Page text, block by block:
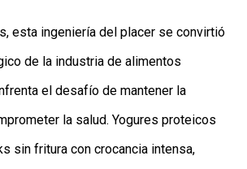
esta ingeniería del placer se convirtió
de la industria de alimentos
el desafío de mantener la
la salud. Yogures proteicos
sin fritura con crocancia intensa,